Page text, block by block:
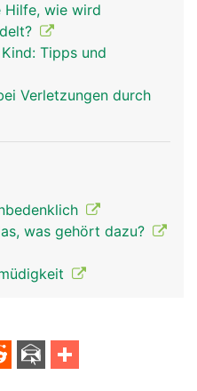
Hilfe, wie wird
Tipps und
Verletzungen durch
was gehört dazu?